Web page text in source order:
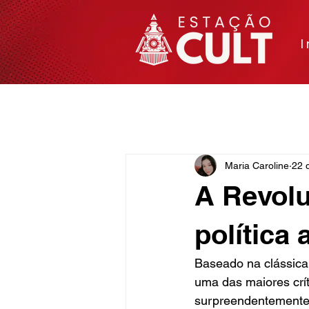
A
política
Maria Caroline 22
Baseado na
uma das maiores